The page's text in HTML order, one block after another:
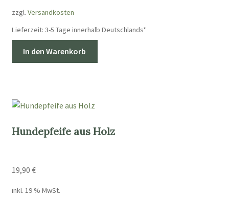
zzgl. Versandkosten
Lieferzeit: 3-5 Tage innerhalb Deutschlands*
In den Warenkorb
Hundepfeife aus Holz
19,90 €
inkl. 19 % MwSt.